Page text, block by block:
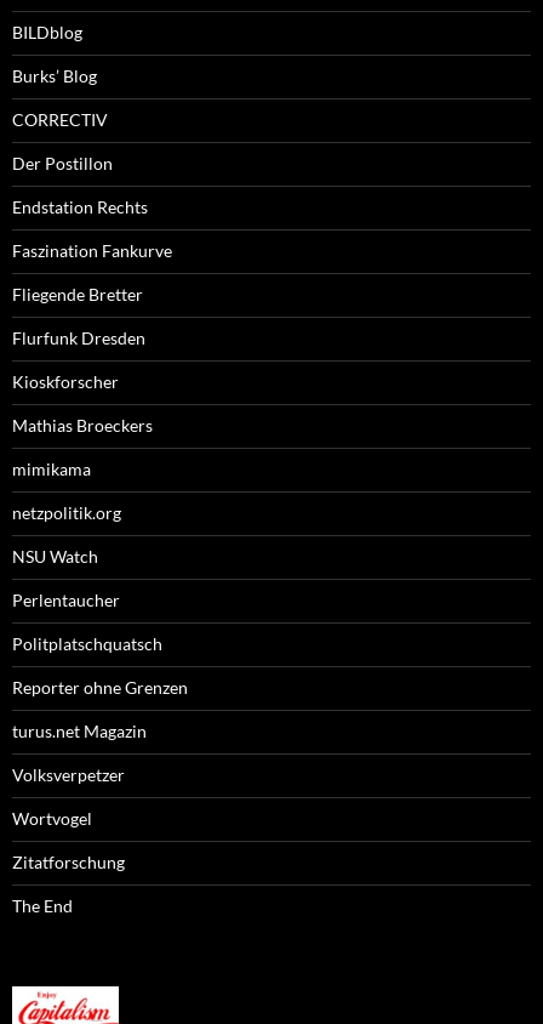
BILDblog
Burks’ Blog
CORRECTIV
Der Postillon
Endstation Rechts
Faszination Fankurve
Fliegende Bretter
Flurfunk Dresden
Kioskforscher
Mathias Broeckers
mimikama
netzpolitik.org
NSU Watch
Perlentaucher
Politplatschquatsch
Reporter ohne Grenzen
turus.net Magazin
Volksverpetzer
Wortvogel
Zitatforschung
The End